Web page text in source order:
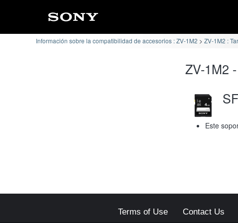
Información sobre la compatibilidad de accesorios : ZV-1M2 ZV-1M2 :
ZV-1M2
Este
Terms of Use Contact Us